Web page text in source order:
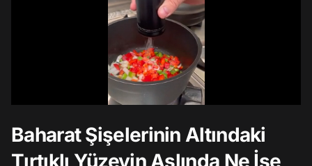
Baharat Şişelerinin Altındaki
Tırtıklı Yüzeyin Aslında Ne İşe